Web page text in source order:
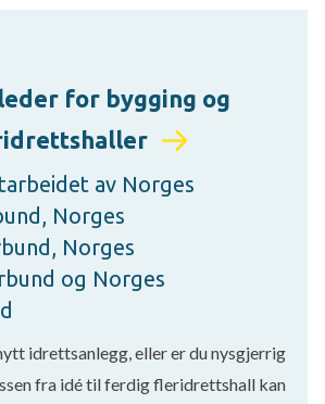
for bygging og
av Norges
Norges
Norges
og Norges
idrettsanlegg, eller er du nysgjerrig
fra idé til ferdig fleridrettshall kan